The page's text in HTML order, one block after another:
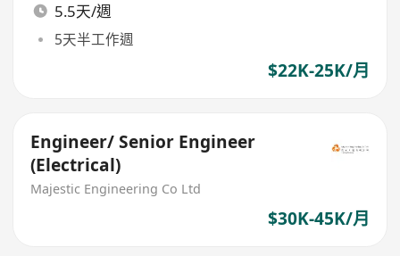
5.5天/週
5天半工作週
$22K-25K/月
Engineer/ Senior Engineer
(Electrical)
Majestic Engineering Co Ltd
$30K-45K/月